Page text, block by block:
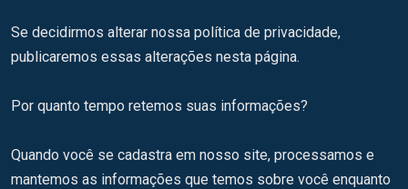
Se decidirmos alterar nossa política de privacidade,
publicaremos essas alterações nesta página.
Por quanto tempo retemos suas informações?
Quando você se cadastra em nosso site, processamos e
mantemos as informações que temos sobre você enquanto